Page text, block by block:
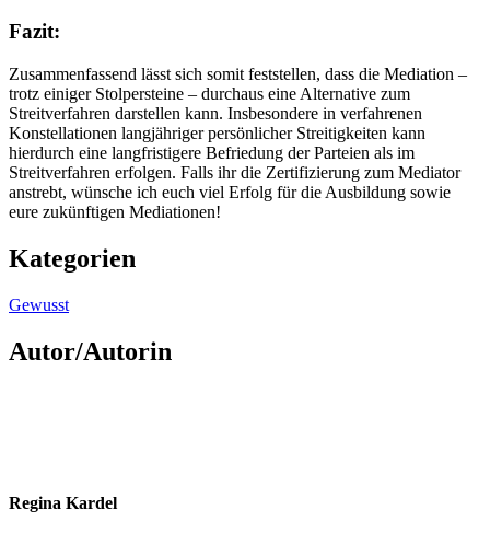
Fazit:
Zusammenfassend lässt sich somit feststellen, dass die Mediation –
trotz einiger Stolpersteine – durchaus eine Alternative zum
Streitverfahren darstellen kann. Insbesondere in verfahrenen
Konstellationen langjähriger persönlicher Streitigkeiten kann
hierdurch eine langfristigere Befriedung der Parteien als im
Streitverfahren erfolgen. Falls ihr die Zertifizierung zum Mediator
anstrebt, wünsche ich euch viel Erfolg für die Ausbildung sowie
eure zukünftigen Mediationen!
Kategorien
Gewusst
Autor/Autorin
Regina Kardel